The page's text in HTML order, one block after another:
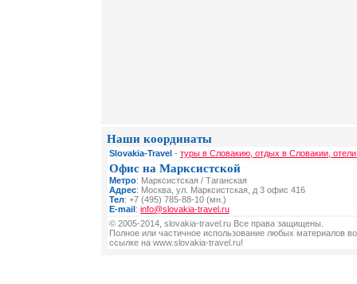
Наши координаты
Slovakia-Travel - туры в Словакию, отдых в Словакии,
Офис на Марксистской
Метро: Марксистская / Таганская
Адрес: Москва, ул. Марксистская, д 3 офис 416
Тел: +7 (495) 785-88-10 (мн.)
E-mail: info@slovakia-travel.ru
© 2005-2014, slovakia-travel.ru Все права защищены.
Полное или частичное использование любых материалов
ссылке на www.slovakia-travel.ru!